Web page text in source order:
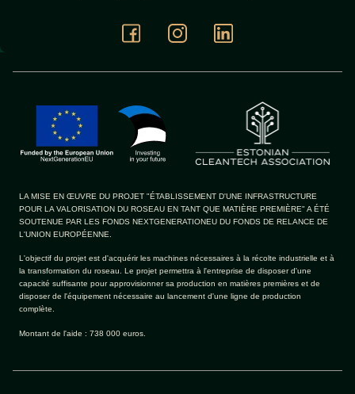
LA MISE EN ŒUVRE DU PROJET "ÉTABLISSEMENT D'UNE INFRASTRUCTURE
POUR LA VALORISATION DU ROSEAU EN TANT QUE MATIÈRE PREMIÈRE" A ÉTÉ
SOUTENUE PAR LES FONDS NEXTGENERATIONEU DU FONDS DE RELANCE DE
L'UNION EUROPÉENNE.
L'objectif du projet est d'acquérir les machines nécessaires à la récolte industrielle et à
la transformation du roseau. Le projet permettra à l'entreprise de disposer d'une
capacité suffisante pour approvisionner sa production en matières premières et de
disposer de l'équipement nécessaire au lancement d'une ligne de production
complète.
Montant de l'aide : 738 000 euros.